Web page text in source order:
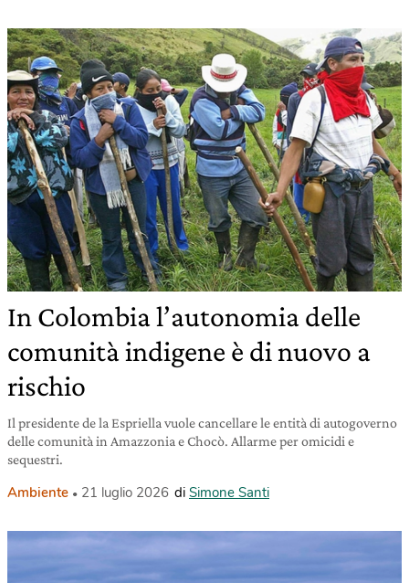
In Colombia l’autonomia delle
comunità indigene è di nuovo a
rischio
Il presidente de la Espriella vuole cancellare le entità di autogoverno
delle comunità in Amazzonia e Chocò. Allarme per omicidi e
sequestri.
Ambiente 21 luglio 2026 di Simone Santi